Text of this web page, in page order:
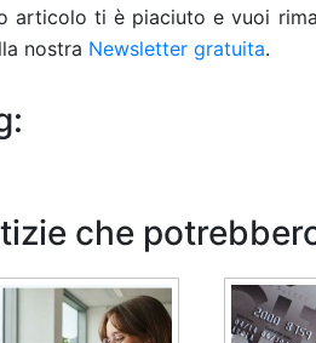
articolo ti è piaciuto e vuoi
nostra Newsletter gratuita.
che